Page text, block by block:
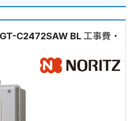
C2472SAW BL 工事費・